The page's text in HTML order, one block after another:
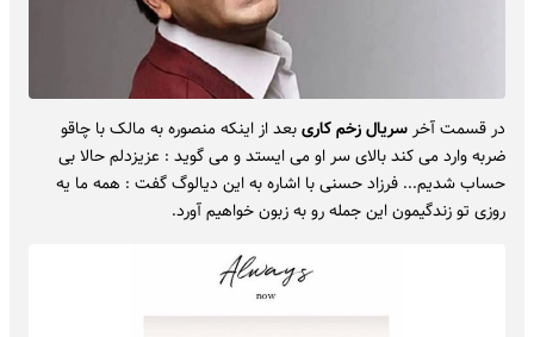
در قسمت آخر سریال زخم کاریبعد از اینکه منصوره به مالک با چاقو
ضربه وارد می کند بالای سر او می ایستد و می گوید : عزیزدلم حالا بی
حساب شدیم... فرزاد حسنی با اشاره به این دیالوگ گفت : همه ما یه
روزی تو زندگیمون این جمله رو به زبون خواهیم آورد.